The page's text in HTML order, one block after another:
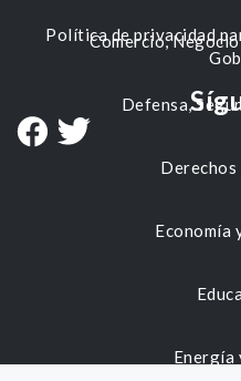
Comercio,
Defensa,
Derechos
Economía
Energía
Política de privacidad